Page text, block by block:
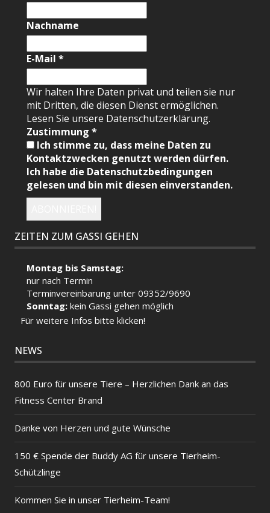
Nachname
E-Mail*
Wir halten Ihre Daten privat und teilen sie nur
mit Dritten, die diesen Dienst ermöglichen.
Lesen Sie unsere Datenschutzerklärung.
Zustimmung*
Ich stimme zu, dass meine Daten zu
Kontaktzwecken genutzt werden dürfen.
Ich habe die Datenschutzbedingungen
gelesen und bin mit diesen einverstanden.
ZEITEN ZUM GASSI GEHEN
Montag bis Samstag:
nur nach Termin
Terminvereinbarung unter 09352/9690
Sonntag:kein Gassi gehen möglich
Für weitere Infos bitte klicken!
NEWS
800 Euro für unsere Tiere – Herzlichen Dank an das
Fitness Center Brand
Danke von Herzen und gute Wünsche
150 € Spende der Buddy AG für unsere Tierheim-
Schützlinge
Kommen Sie in unser Tierheim-Team!